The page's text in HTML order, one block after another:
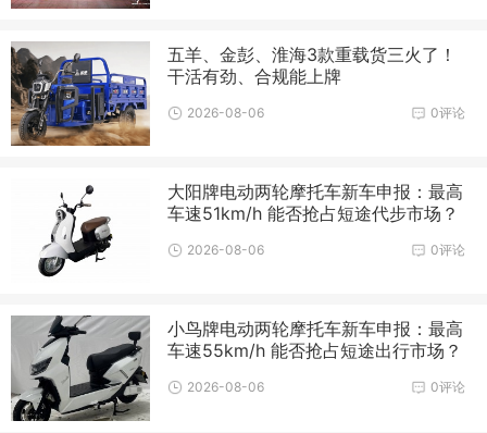
五羊、金彭、淮海3款重载货三火了！
干活有劲、合规能上牌
0评论
2026-08-06
大阳牌电动两轮摩托车新车申报：最高
车速51km/h 能否抢占短途代步市场？
0评论
2026-08-06
小鸟牌电动两轮摩托车新车申报：最高
车速55km/h 能否抢占短途出行市场？
0评论
2026-08-06